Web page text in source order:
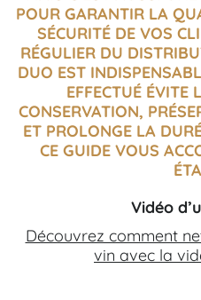
POUR GARANTIR LA
SÉCURITÉ DE VOS
RÉGULIER DU
DUO EST
EFFECTUÉ ÉVITE
CONSERVATION,
ET PROLONGE LA
CE GUIDE VOUS
Vidéo
Découvrez comment
vin avec la